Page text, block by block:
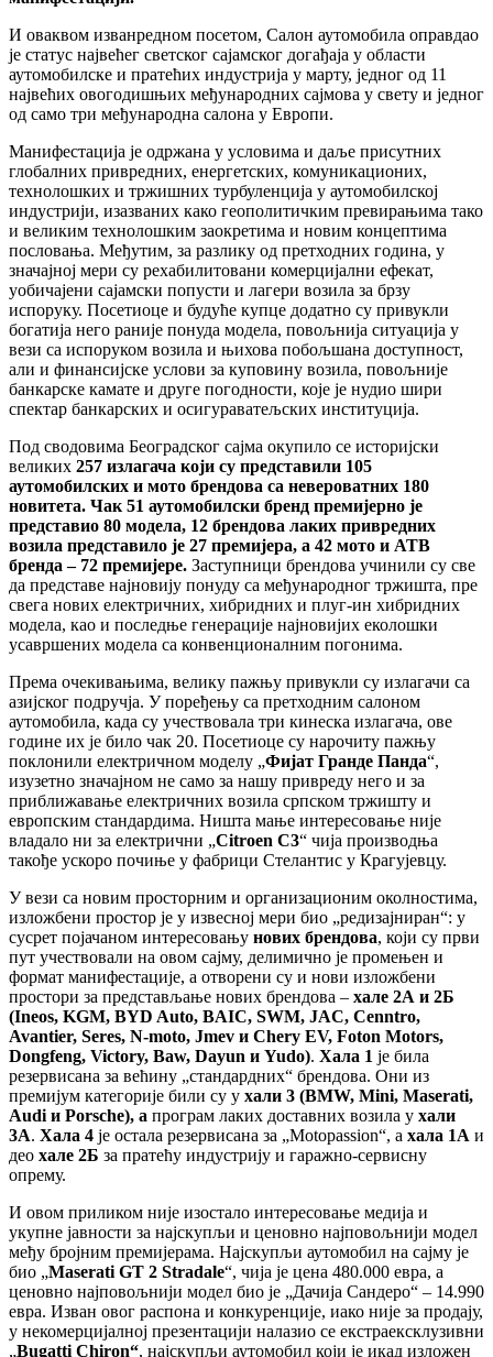
И оваквом изванредном посетом, Салон аутомобила оправдао
је статус највећег светског сајамског догађаја у области
аутомобилске и пратећих индустрија у марту, једног од 11
највећих овогодишњих међународних сајмова у свету и једног
од само три међународна салона у Европи.
Манифестација је одржана у условима и даље присутних
глобалних привредних, енергетских, комуникационих,
технолошких и тржишних турбуленција у аутомобилској
индустрији, изазваних како геополитичким превирањима тако
и великим технолошким заокретима и новим концептима
пословања. Међутим, за разлику од претходних година, у
значајној мери су рехабилитовани комерцијални ефекат,
уобичајени сајамски попусти и лагери возила за брзу
испоруку. Посетиоце и будуће купце додатно су привукли
богатија него раније понуда модела, повољнија ситуација у
вези са испоруком возила и њихова побољшана доступност,
али и финансијске услови за куповину возила, повољније
банкарске камате и друге погодности, које је нудио шири
спектар банкарских и осигураватељских институција.
Под сводовима Београдског сајма окупило се историјски
великих 257 излагача који су представили 105
аутомобилских и мото брендова са невероватних 180
новитета. Чак 51 аутомобилски бренд премијерно је
представио 80 модела, 12 брендова лаких привредних
возила представило је 27 премијера, а 42 мото и АТВ
бренда – 72 премијере. Заступници брендова учинили су све
да представе најновију понуду са међународног тржишта, пре
свега нових електричних, хибридних и плуг-ин хибридних
модела, као и последње генерације најновијих еколошки
усавршених модела са конвенционалним погонима.
Према очекивањима, велику пажњу привукли су излагачи са
азијског подручја. У поређењу са претходним салоном
аутомобила, када су учествовала три кинеска излагача, ове
године их је било чак 20. Посетиоце су нарочиту пажњу
поклонили електричном моделу „Фијат Гранде Панда“,
изузетно значајном не само за нашу привреду него и за
приближавање електричних возила српском тржишту и
европским стандардима. Ништа мање интересовање није
владало ни за електрични „Citroen C3“ чија производња
такође ускоро почиње у фабрици Стелантис у Крагујевцу.
У вези са новим просторним и организационим околностима,
изложбени простор је у извесној мери био „редизајниран“: у
сусрет појачаном интересовању нових брендова, који су први
пут учествовали на овом сајму, делимично је промењен и
формат манифестације, а отворени су и нови изложбени
простори за представљање нових брендова – хале 2А и 2Б
(Ineos, KGM, BYD Auto, BAIC, SWM, JAC, Cenntro,
Avantier, Seres, N-moto, Jmev и Chery EV, Foton Motors,
Dongfeng, Victory, Baw, Dayun и Yudo). Хала 1 је била
резервисана за већину „стандардних“ брендова. Они из
премијум категорије били су у хали 3 (BMW, Mini, Maserati,
Audi и Porsche), а програм лаких доставних возила у хали
3А. Хала 4 је остала резервисана за „Motopassion“, а хала 1А и
део хале 2Б за пратећу индустрију и гаражно-сервисну
опрему.
И овом приликом није изостало интересовање медија и
укупне јавности за најскупљи и ценовно најповољнији модел
међу бројним премијерама. Најскупљи аутомобил на сајму је
био „Maserati GT 2 Stradale“, чија је цена 480.000 евра, а
ценовно најповољнији модел био је „Дачија Сандеро“ – 14.990
евра. Изван овог распона и конкуренције, иако није за продају,
у некомерцијалној презентацији налазио се екстраексклузивни
„Bugatti Chiron“, најскупљи аутомобил који је икад изложен